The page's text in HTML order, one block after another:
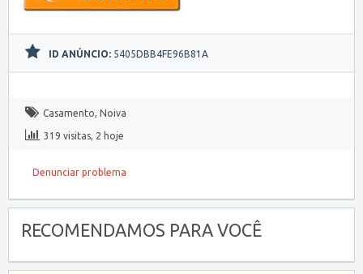
ID ANÚNCIO: 5405DBB4FE96B81A
Casamento Noiva
319 visitas, 2 hoje
Denunciar problema
RECOMENDAMOS PARA VOCÊ